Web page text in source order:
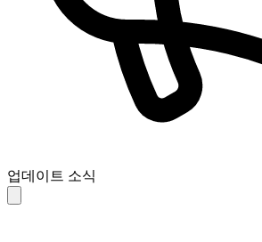
업데이트 소식